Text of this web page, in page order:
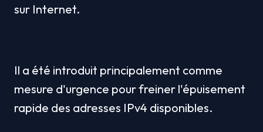
sur Internet.
Il a été introduit principalement comme
mesure d'urgence pour freiner l'épuisement
rapide des adresses IPv4 disponibles.